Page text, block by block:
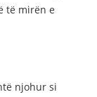
të mirën e
njohur si